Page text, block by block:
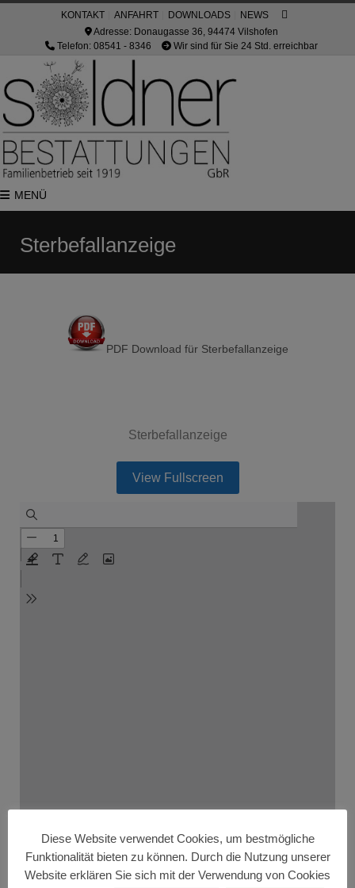
KONTAKT ANFAHRT DOWNLOADS
NEWS
Adresse: Donaugasse 36, 94474 Vilshofen
Telefon: 08541 - 8346
Wir sind für Sie 24 Std. erreichbar
MENÜ
Sterbefallanzeige
PDF Download für Sterbefallanzeige
Sterbefallanzeige
View Fullscreen
Suchen Sie was bestimmtes?
Diese Website verwendet Cookies, um bestmögliche
Funktionalität bieten zu können. Durch die Nutzung unserer
Website erklären Sie sich mit der Verwendung von Cookies